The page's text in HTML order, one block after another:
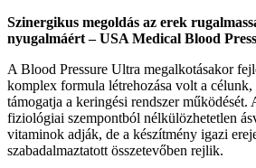
Szinergikus megoldás az erek
nyugalmáért – USA Medical Blood
A Blood Pressure Ultra megalkotásakor
komplex formula létrehozása volt a
támogatja a keringési rendszer működését.
fiziológiai szempontból nélkülözhetetlen
vitaminok adják, de a készítmény igazi
szabadalmaztatott összetevőben rejlik.